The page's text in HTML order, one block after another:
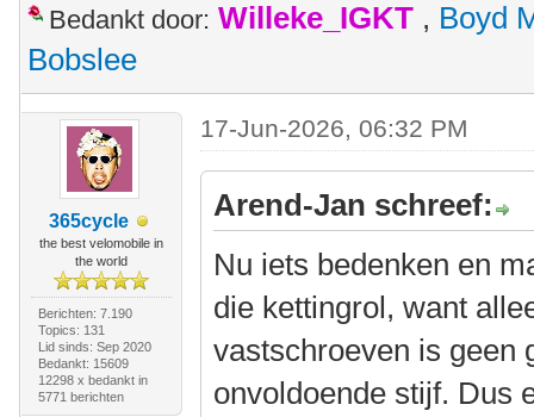
Bedankt door: Willeke_IGKT , Boyd
Bobslee
365cycle
the best velomobile in
the world
Berichten: 7.190
Topics: 131
Lid sinds: Sep 2020
Bedankt: 15609
12298 x bedankt in
5771 berichten
17-Jun-2026, 06:32 PM
Arend-Jan schreef:
Nu iets bedenken en
die kettingrol, want
vastschroeven is geen
onvoldoende stijf. Dus